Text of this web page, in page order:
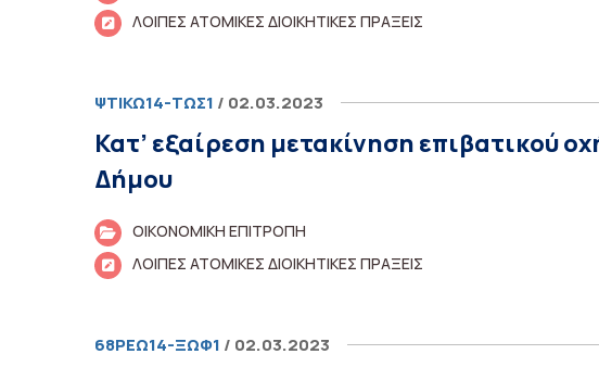
ΛΟΙΠΕΣ ΑΤΟΜΙΚΕΣ ΔΙΟΙΚΗΤΙΚΕΣ ΠΡΑΞΕΙΣ
ΨΤΙΚΩ14-ΤΩΣ1 / 02.03.2023
Κατ’ εξαίρεση μετακίνηση επιβατικού
Δήμου
ΟΙΚΟΝΟΜΙΚΗ ΕΠΙΤΡΟΠΗ
ΛΟΙΠΕΣ ΑΤΟΜΙΚΕΣ ΔΙΟΙΚΗΤΙΚΕΣ ΠΡΑΞΕΙΣ
68ΡΕΩ14-ΞΩΦ1 / 02.03.2023